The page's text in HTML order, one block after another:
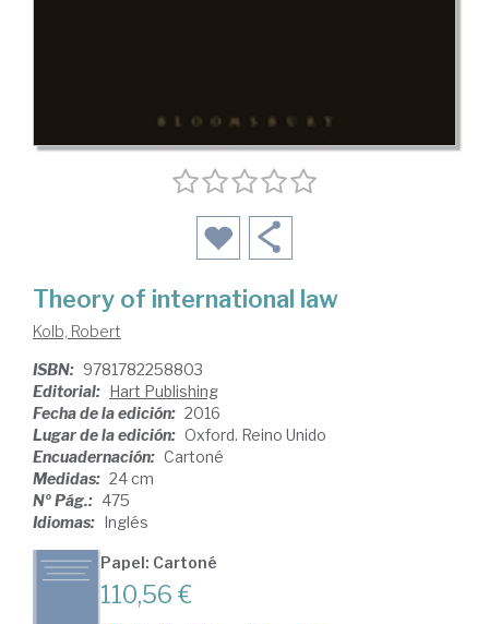
Theory of international law
Kolb, Robert
ISBN: 9781782258803
Editorial: Hart Publishing
Fecha de la edición: 2016
Lugar de la edición: Oxford. Reino Unido
Encuadernación: Cartoné
Medidas: 24 cm
Nº Pág.: 475
Idiomas: Inglés
Papel: Cartoné
110,56 €